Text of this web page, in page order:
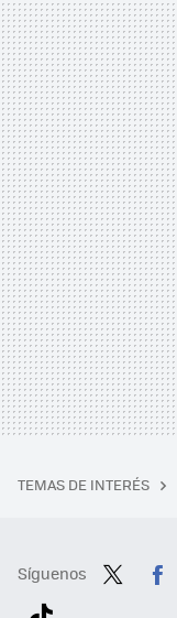
TEMAS DE INTERÉS
Síguenos